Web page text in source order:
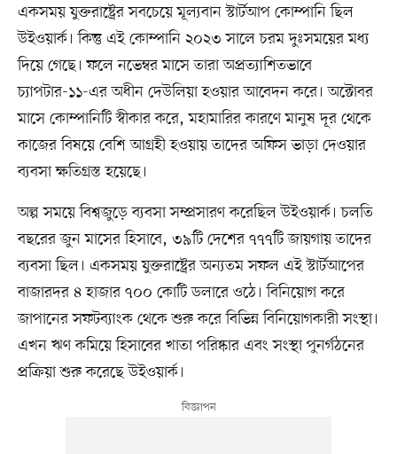
একসময় যুক্তরাষ্ট্রের সবচেয়ে মূল্যবান স্টার্টআপ কোম্পানি ছিল
উইওয়ার্ক। কিন্তু এই কোম্পানি ২০২৩ সালে চরম দুঃসময়ের মধ্য
দিয়ে গেছে। ফলে নভেম্বর মাসে তারা অপ্রত্যাশিতভাবে
চ্যাপটার-১১-এর অধীন দেউলিয়া হওয়ার আবেদন করে। অক্টোবর
মাসে কোম্পানিটি স্বীকার করে, মহামারির কারণে মানুষ দূর থেকে
কাজের বিষয়ে বেশি আগ্রহী হওয়ায় তাদের অফিস ভাড়া দেওয়ার
ব্যবসা ক্ষতিগ্রস্ত হয়েছে।
অল্প সময়ে বিশ্বজুড়ে ব্যবসা সম্প্রসারণ করেছিল উইওয়ার্ক। চলতি
বছরের জুন মাসের হিসাবে, ৩৯টি দেশের ৭৭৭টি জায়গায় তাদের
ব্যবসা ছিল। একসময় যুক্তরাষ্ট্রের অন্যতম সফল এই স্টার্টআপের
বাজারদর ৪ হাজার ৭০০ কোটি ডলারে ওঠে। বিনিয়োগ করে
জাপানের সফটব্যাংক থেকে শুরু করে বিভিন্ন বিনিয়োগকারী সংস্থা।
এখন ঋণ কমিয়ে হিসাবের খাতা পরিষ্কার এবং সংস্থা পুনর্গঠনের
প্রক্রিয়া শুরু করেছে উইওয়ার্ক।